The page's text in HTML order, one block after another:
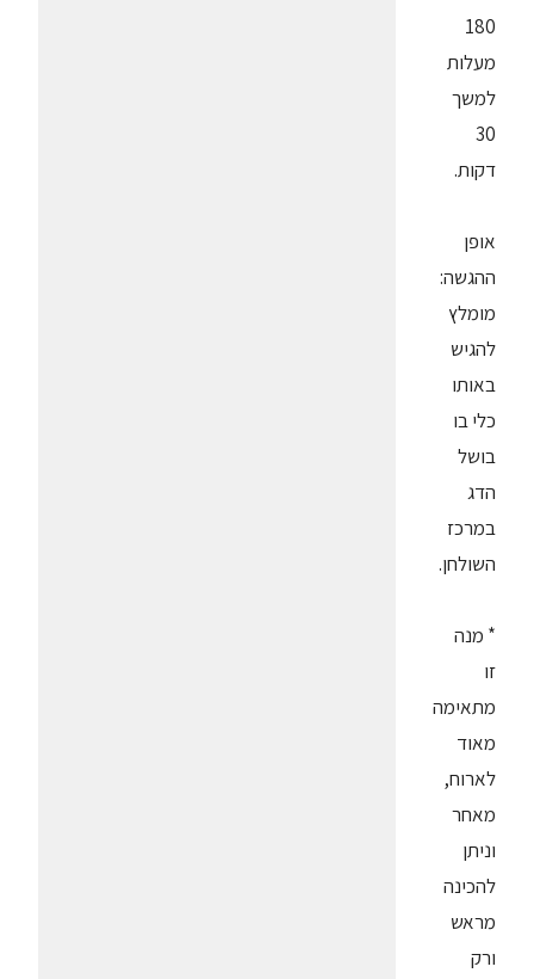
180
מעלות
למשך
30
דקות.
אופן
ההגשה:
מומלץ
להגיש
באותו
כלי בו
בושל
הדג
במרכז
השולחן.
* מנה
זו
מתאימה
מאוד
לארוח,
מאחר
וניתן
להכינה
מראש
ורק